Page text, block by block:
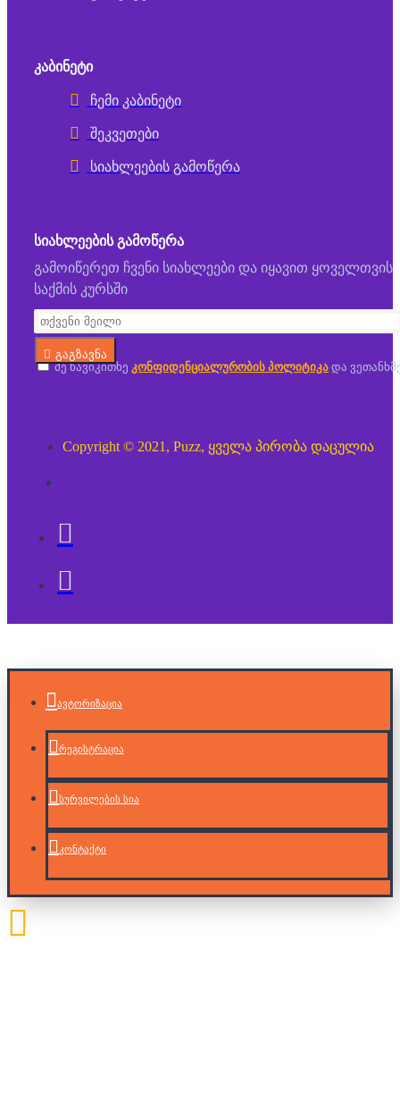
ᲙᲐᲑᲘᲜᲔᲢᲘ
ჩემი კაბინეტი
შეკვეთები
სიახლეების გამოწერა
ᲡᲘᲐᲮᲚᲔᲔᲑᲘᲡ ᲒᲐᲛᲝᲬᲔᲠᲐ
გამოიწერეთ ჩვენი სიახლეები და იყავით ყოველთვის
საქმის კურსში
გაგზავნა
მე წავიკითხე კონფიდენციალურობის პოლიტიკა და
Copyright © 2021, Puzz, ყველა პირობა დაცულია
ავტორიზაცია
რეგისტრაცია
სურვილების სია
კონტაქტი